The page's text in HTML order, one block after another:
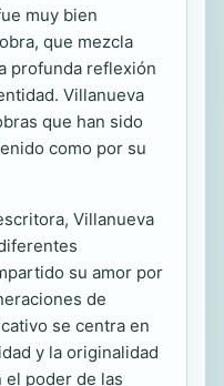
muy bien
que mezcla
profunda reflexión
Villanueva
que han sido
como por su
Villanueva
su amor por
de
se centra en
y la originalidad
el poder de las